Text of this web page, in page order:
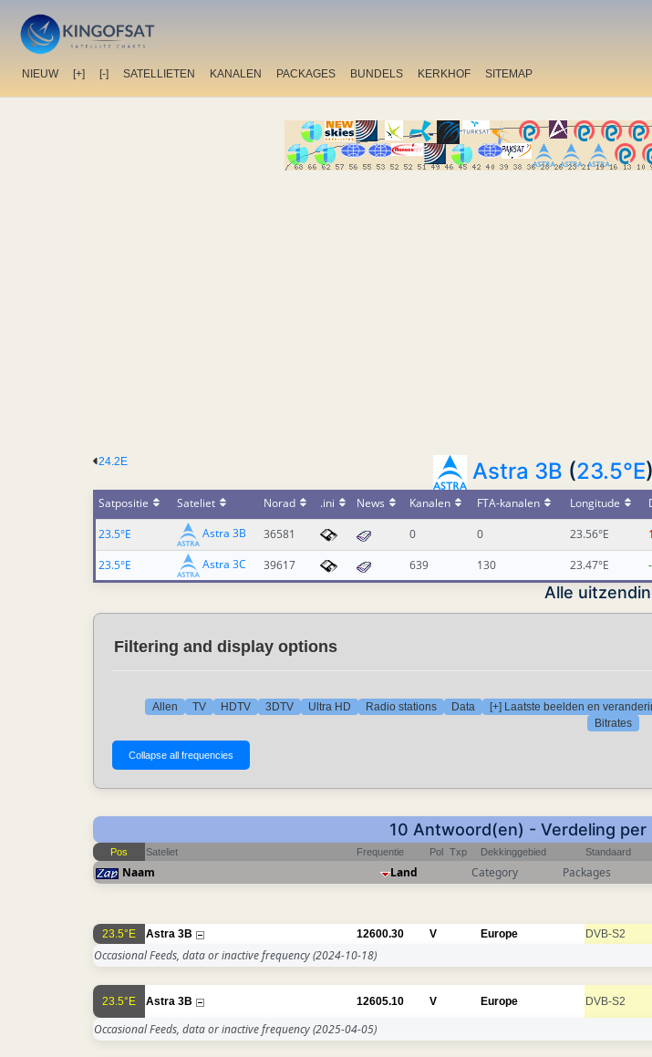
NIEUW [+] [-] SATELLIETEN KANALEN PACKAGES BUNDELS KERKHOF SITEMAP
24.2E Astra 3B (23.5°E
Satpositie Sateliet Norad .ini News Kanalen FTA-kanalen Longitude
23.5°E
Astra 3B 36581 0 0 23.56°E
23.5°E
Astra 3C 39617 639 130 23.47°E
Alle
Filtering and display options
Allen TV HDTV 3DTV Ultra HD Radio stations Data [+] Laatste beelden en
Bitrates
10 Antwoord(en) - Verdeling per
Pos Sateliet Frequentie Pol Txp Dekkinggebied Standaard
Naam Land Category Packages
23.5°E Astra 3B 12600.30 V Europe DVB-S2
Occasional Feeds, data or inactive frequency(2024-10-18)
23.5°E Astra 3B 12605.10 V Europe DVB-S2
Occasional Feeds, data or inactive frequency(2025-04-05)